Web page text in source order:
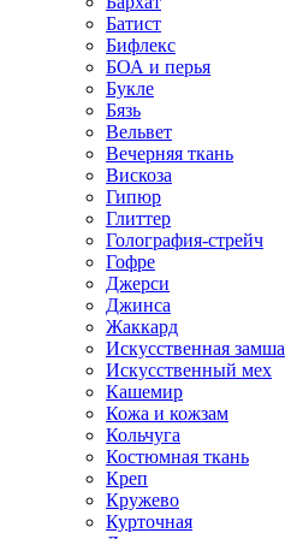
Батист
Бифлекс
БОА и перья
Букле
Бязь
Вельвет
Вечерняя ткань
Вискоза
Гипюр
Глиттер
Голография-стрейч
Гофре
Джерси
Джинса
Жаккард
Искусственная замша
Искусственный мех
Кашемир
Кожа и кожзам
Кольчуга
Костюмная ткань
Креп
Кружево
Курточная